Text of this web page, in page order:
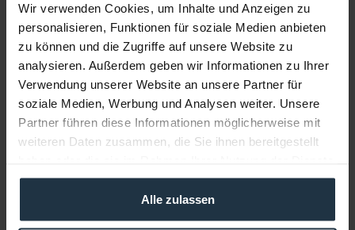
Wir verwenden Cookies, um Inhalte und Anzeigen zu
personalisieren, Funktionen für soziale Medien anbieten
zu können und die Zugriffe auf unsere Website zu
analysieren. Außerdem geben wir Informationen zu Ihrer
Verwendung unserer Website an unsere Partner für
soziale Medien, Werbung und Analysen weiter. Unsere
Partner führen diese Informationen möglicherweise mit
weiteren Daten zusammen, die Sie ihnen bereitgestellt
gesammelt haben.
Alle zulassen
Folgende Infos zum Hersteller sind verfübar......mehr
Weitere Artikel von Miller ansehen